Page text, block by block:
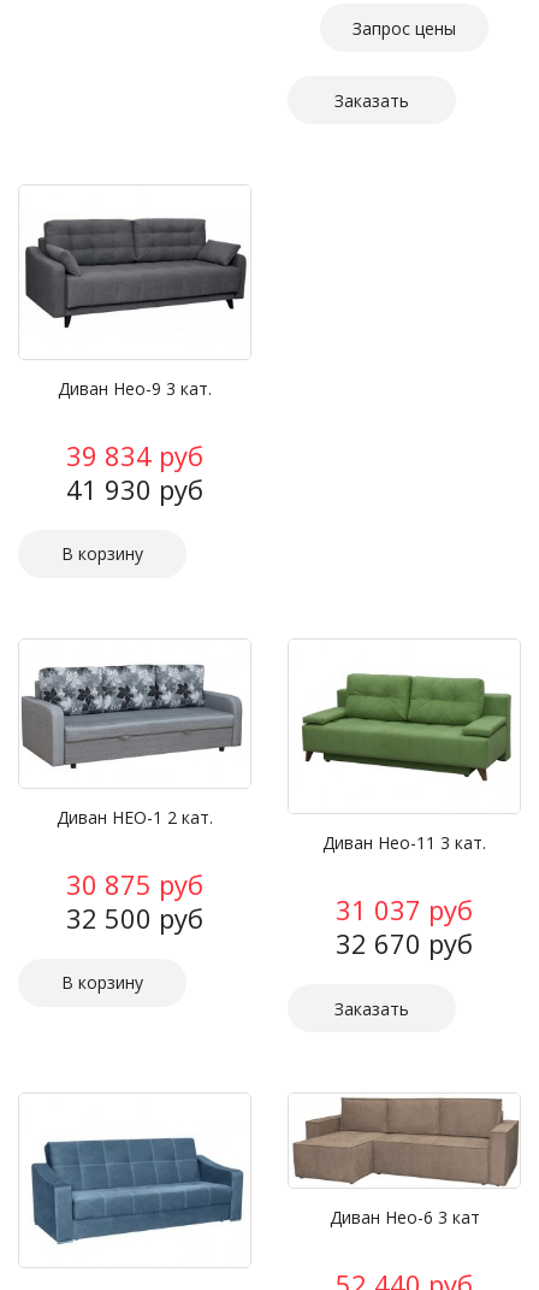
Запрос цены
Заказать
Диван Нео-9 3 кат.
39 834 руб
41 930 руб
Диван НЕО-1 2 кат.
30 875 руб
32 500 руб
Диван Нео-11 3 кат.
31 037 руб
32 670 руб
Заказать
Диван Нео-6 3 кат